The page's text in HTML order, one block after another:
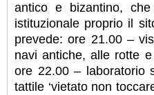
antico e bizantino,
istituzionale proprio il
prevede: ore 21.00 –
navi antiche, alle rotte
ore 22.00 – laboratorio
tattile ‘vietato non